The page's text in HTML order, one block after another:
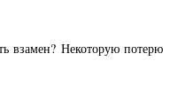
взамен? Некоторую потерю